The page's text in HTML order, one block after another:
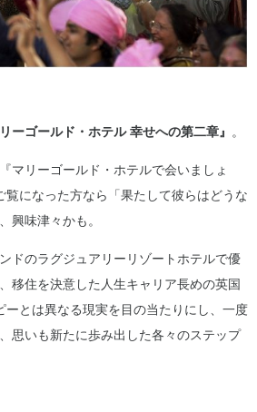
リーゴールド・ホテル 幸せへの第二章』 。
マリーゴールド・ホテルで会いましょ
覧になった方なら「果たして彼らはどうな
興味津々かも。
ドのラグジュアリーリゾートホテルで優
移住を決意した人生キャリア長めの英国
ーとは異なる現実を目の当たりにし、一度
思いも新たに歩み出した各々のステップ